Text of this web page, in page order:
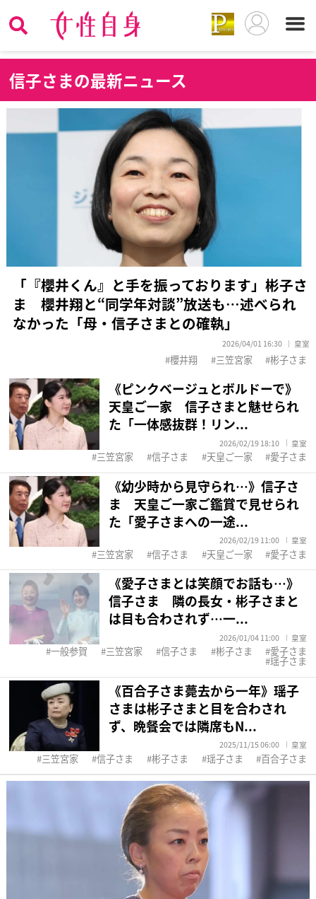
信子さまの最新ニュース
「『櫻井くん』と手を振っております」彬子さ
ま 櫻井翔と“同学年対談”放送も…述べられ
なかった「母・信子さまとの確執」
2026/04/01 16:30 皇室
櫻井翔 三笠宮家 彬子さま
《ピンクベージュとボルドーで》
天皇ご一家 信子さまと魅せられ
た「一体感抜群！リン...
2026/02/19 18:10 皇室
三笠宮家 信子さま 天皇ご一家 愛子さま
《幼少時から見守られ…》信子さ
ま 天皇ご一家ご鑑賞で見せられ
た「愛子さまへの一途...
2026/02/19 11:00 皇室
三笠宮家 信子さま 天皇ご一家 愛子さま
《愛子さまとは笑顔でお話も…》
信子さま 隣の長女・彬子さまと
は目も合わされず…一...
2026/01/04 11:00 皇室
一般参賀 三笠宮家 信子さま 彬子さま 愛子さま
瑶子さま
《百合子さま薨去から一年》瑶子
さまは彬子さまと目を合わされ
ず、晩餐会では隣席もN...
2025/11/15 06:00 皇室
三笠宮家 信子さま 彬子さま 瑶子さま 百合子さま